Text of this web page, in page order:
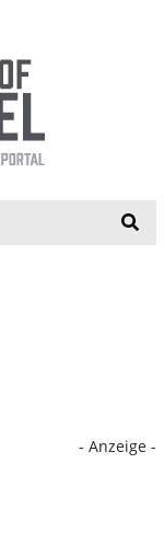
- Anzeige -